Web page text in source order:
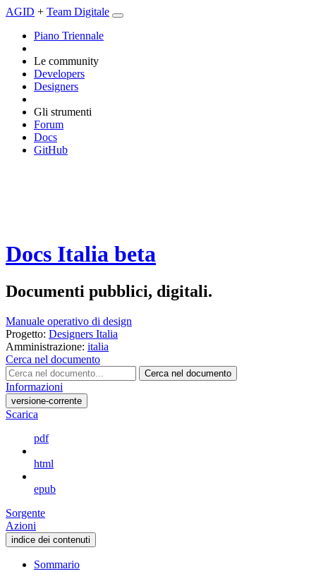
AGID + Team Digitale
Piano Triennale
Le community
Developers
Designers
Gli strumenti
Forum
Docs
GitHub
Docs Italia beta
Documenti pubblici, digitali.
Manuale operativo di design
Progetto: Designers Italia
Amministrazione: italia
Cerca nel documento
Cerca nel documento
Informazioni
versione-corrente
Scarica
pdf
html
epub
Sorgente
Azioni
indice dei contenuti
Sommario